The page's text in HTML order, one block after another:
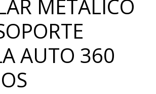
METALICO
AUTO 360